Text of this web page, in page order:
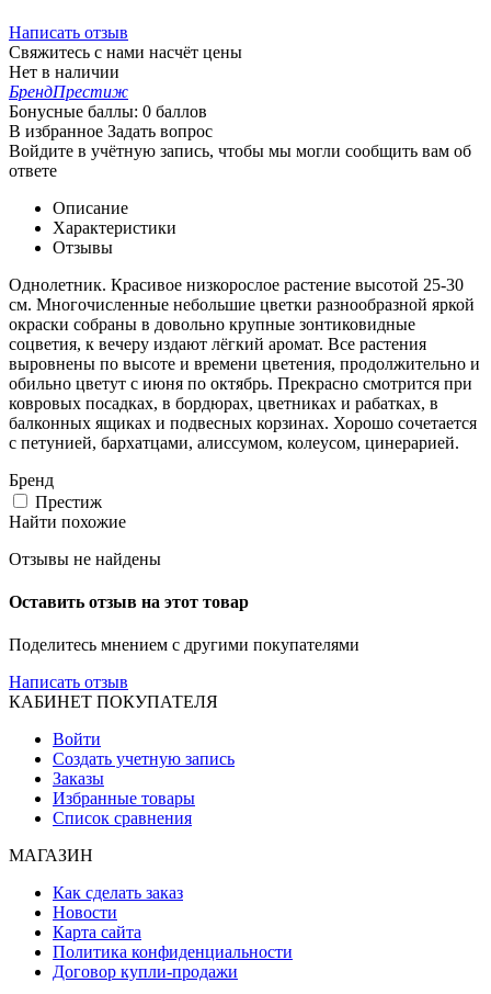
Написать отзыв
Свяжитесь с нами насчёт цены
Нет в наличии
БрендПрестиж
Бонусные баллы: 0 баллов
В избранное Задать вопрос
Войдите в учётную запись, чтобы мы могли сообщить вам об
ответе
Описание
Характеристики
Отзывы
Однолетник. Красивое низкорослое растение высотой 25-30
см. Многочисленные небольшие цветки разнообразной яркой
окраски собраны в довольно крупные зонтиковидные
соцветия, к вечеру издают лёгкий аромат. Все растения
выровнены по высоте и времени цветения, продолжительно и
обильно цветут с июня по октябрь. Прекрасно смотрится при
ковровых посадках, в бордюрах, цветниках и рабатках, в
балконных ящиках и подвесных корзинах. Хорошо сочетается
с петунией, бархатцами, алиссумом, колеусом, цинерарией.
Бренд
Престиж
Найти похожие
Отзывы не найдены
Оставить отзыв на этот товар
Поделитесь мнением с другими покупателями
Написать отзыв
КАБИНЕТ ПОКУПАТЕЛЯ
Войти
Создать учетную запись
Заказы
Избранные товары
Список сравнения
МАГАЗИН
Как сделать заказ
Новости
Карта сайта
Политика конфиденциальности
Договор купли-продажи